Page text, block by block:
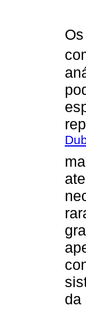
da